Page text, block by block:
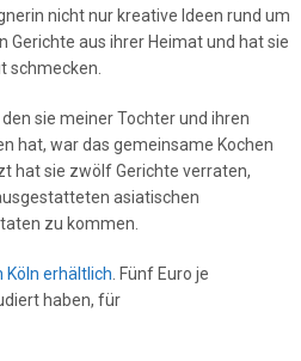
nicht nur kreative Ideen rund um
aus ihrer Heimat und hat sie
schmecken.
sie meiner Tochter und ihren
hat, war das gemeinsame Kochen
hat sie zwölf Gerichte verraten,
asiatischen
zu kommen.
Köln erhältlich . Fünf Euro je
haben, für